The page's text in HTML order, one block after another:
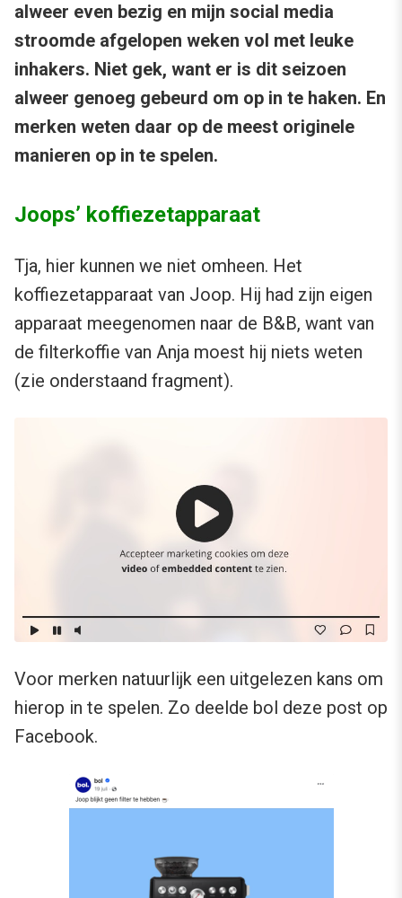
alweer even bezig en mijn social media
stroomde afgelopen weken vol met leuke
inhakers. Niet gek, want er is dit seizoen
alweer genoeg gebeurd om op in te haken. En
merken weten daar op de meest originele
manieren op in te spelen.
Joops’ koffiezetapparaat
Tja, hier kunnen we niet omheen. Het
koffiezetapparaat van Joop. Hij had zijn eigen
apparaat meegenomen naar de B&B, want van
de filterkoffie van Anja moest hij niets weten
(zie onderstaand fragment).
Voor merken natuurlijk een uitgelezen kans om
hierop in te spelen. Zo deelde bol deze post op
Facebook.